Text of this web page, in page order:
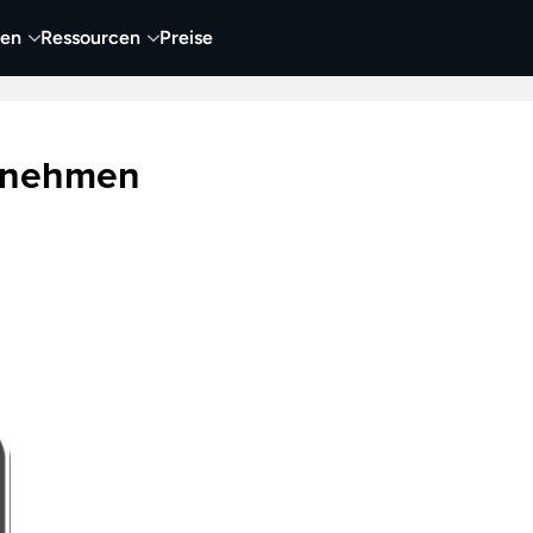
Ressourcen Preise
Video Visueller Content